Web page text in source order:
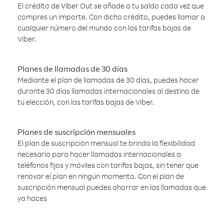
El crédito de Viber Out se añade a tu saldo cada vez que
compres un importe. Con dicho crédito, puedes llamar a
cualquier número del mundo con las tarifas bajas de
Viber.
Planes de llamadas de 30 días
Mediante el plan de llamadas de 30 días, puedes hacer
durante 30 días llamadas internacionales al destino de
tu elección, con las tarifas bajas de Viber.
Planes de suscripción mensuales
El plan de suscripción mensual te brinda la flexibilidad
necesaria para hacer llamadas internacionales a
teléfonos fijos y móviles con tarifas bajas, sin tener que
renovar el plan en ningún momento. Con el plan de
suscripción mensual puedes ahorrar en las llamadas que
ya haces